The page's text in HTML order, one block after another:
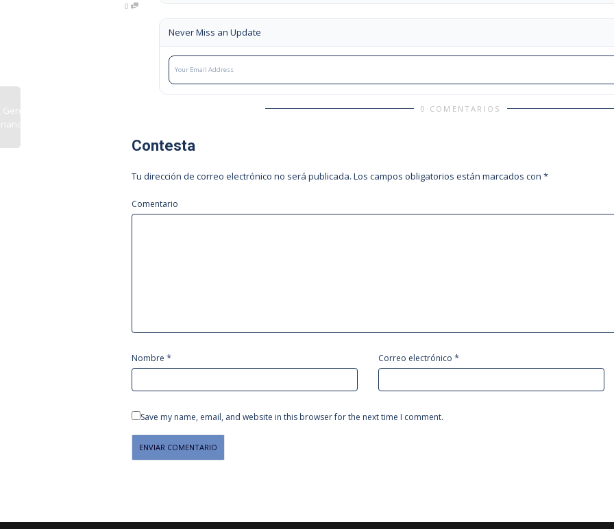
0
Never Miss an Update
0 COMENTARIOS
Contesta
Tu dirección de correo electrónico no será publicada. Los campos obligatorios están marcados con *
Comentario
Nombre * Correo electrónico *
Save my name, email, and website in this browser for the next time I comment.